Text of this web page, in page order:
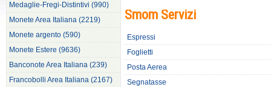
Medaglie-Fregi-Distintivi (990)
Monete Area Italiana (2219)
Monete argento (590)
Monete Estere (9636)
Banconote Area Italiana (239)
Francobolli Area Italiana (2167)
Smom Servizi
Espressi
Foglietti
Posta Aerea
Segnatasse